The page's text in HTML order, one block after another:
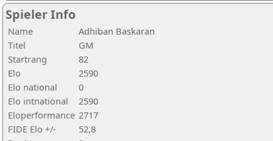
Spieler Info
Name
Adhiban Baskaran
Titel
GM
Startrang
82
Elo
2590
Elo national
0
Elo intnational
2590
Eloperformance 2717
FIDE Elo +/-
52,8